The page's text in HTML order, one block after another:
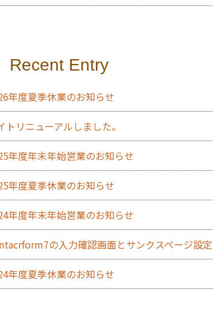
Recent Entry
年度夏季休業のお知らせ
トリニューアルしました。
年度年末年始営業のお知らせ
年度夏季休業のお知らせ
年度年末年始営業のお知らせ
の入力確認画面とサンクスページ設定
年度夏季休業のお知らせ